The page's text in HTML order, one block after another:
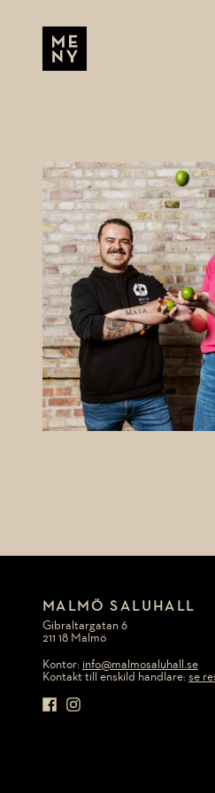
MENU
MALMÖ SALUHALL
Gibraltargatan 6
211 18 Malmö
Kontor: info@malmosaluhall.se
Kontakt till enskild handlare: se